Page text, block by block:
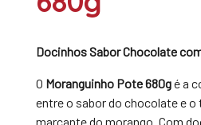
Docinhos Sabor Chocolate
O Moranguinho Pote 680gé a
entre o sabor do chocolate e o
marcante do morango. Com